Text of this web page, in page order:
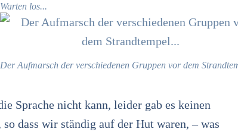
Warten los...
Der Aufmarsch der verschiedenen Gruppen vor dem
Sprache nicht kann, leider gab es keinen
dass wir ständig auf der Hut waren, – was